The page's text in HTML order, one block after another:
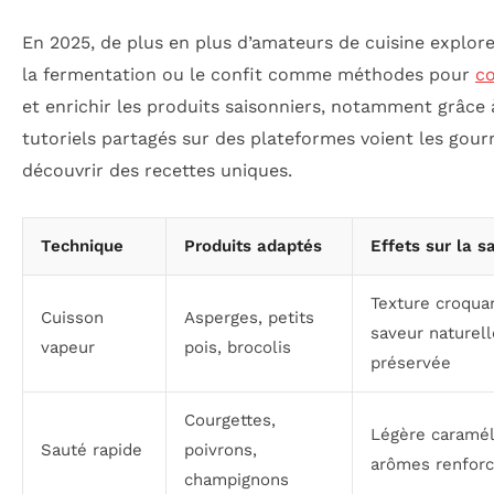
En 2025, de plus en plus d’amateurs de cuisine
la fermentation ou le confit comme méthodes pour
et enrichir les produits saisonniers, notamment grâce
tutoriels partagés sur des plateformes voient les
découvrir des recettes uniques.
Technique Produits adaptés Effets sur la
Cuisson
vapeur
Asperges, petits
pois, brocolis
Texture
saveur
préservée
Sauté rapide
Courgettes,
poivrons,
champignons
Légère
arômes